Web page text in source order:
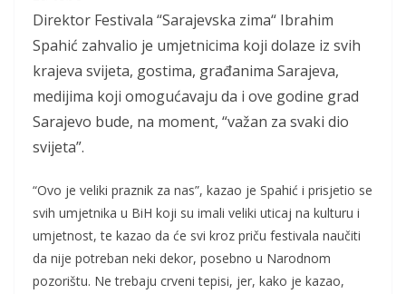
Direktor Festivala “Sarajevska zima“ Ibrahim
Spahić zahvalio je umjetnicima koji dolaze iz svih
krajeva svijeta, gostima, građanima Sarajeva,
medijima koji omogućavaju da i ove godine grad
Sarajevo bude, na moment, “važan za svaki dio
svijeta”.
“Ovo je veliki praznik za nas”, kazao je Spahić i prisjetio se
svih umjetnika u BiH koji su imali veliki uticaj na kulturu i
umjetnost, te kazao da će svi kroz priču festivala naučiti
da nije potreban neki dekor, posebno u Narodnom
pozorištu. Ne trebaju crveni tepisi, jer, kako je kazao,